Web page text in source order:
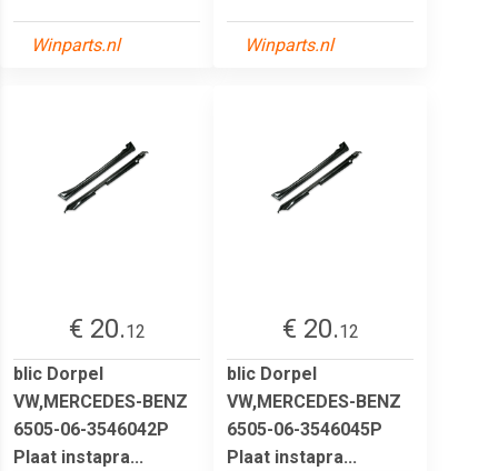
Winparts.nl Winparts.nl
€ 20.12
blic Dorpel
VW,MERCEDES-BENZ
6505-06-3546042P
Plaat instapra...
€ 20.12
blic Dorpel
VW,MERCEDES-BENZ
6505-06-3546045P
Plaat instapra...